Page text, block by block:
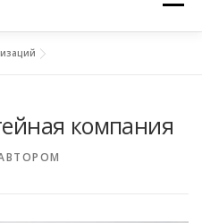
СРЕДА компания